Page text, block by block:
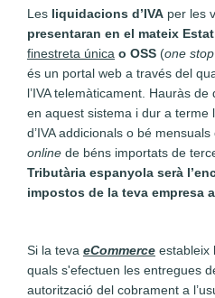
Les liquidacions d’IVA per les
presentaran en el mateix
finestreta única o OSS (one
és un portal web a través del
l’IVA telemàticament. Hauràs
en aquest sistema i dur a terme
d’IVA addicionals o bé
online de béns importats de
Tributària espanyola serà
impostos de la teva empresa
Si la teva eCommerce estableix
quals s'efectuen les entregues
autorització del cobrament a